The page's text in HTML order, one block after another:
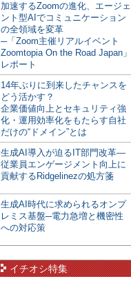
加速するZoomの進化、エージェ
ント型AIでコミュニケーション
の全領域を変革
─「Zoom主催リアルイベント
Zoomtopia On the Road Japan」
レポート
14年ぶりに到来したチャンスを
どう活かす？
企業価値向上とセキュリティ強
化・運用効率化をもたらす自社
だけの“ドメイン”とは
生成AI導入が迫るIT部門改革―
従業員エンゲージメント向上に
貢献するRidgelinezの処方箋
生成AI時代に求められるオンプ
レミス基盤─電力急増と機密性
への対応策
イチオシ特集